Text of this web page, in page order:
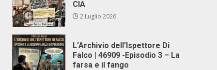
CIA
2 Luglio 2026
L’Archivio dell’Ispettore Di
Falco | 46909 -Episodio 3 – La
farsa e il fango